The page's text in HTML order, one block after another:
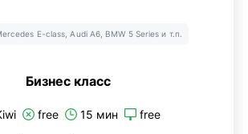
E-class, Audi A6, BMW 5 Series и т.п.
Бизнес класс
free 15 мин free